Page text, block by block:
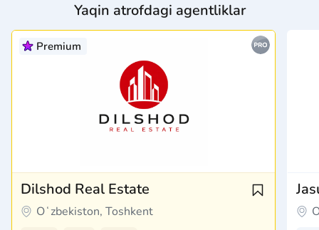
Yaqin atrofdagi agentliklar
Premium
Dilshod Real Estate
Oʻzbekiston, Toshkent